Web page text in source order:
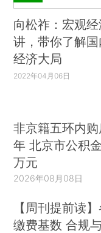
向松祚：宏观
讲，带你了解
经济大局
2022年04月06日
非京籍五环内
年 北京市公积
万元
2026年08月08日
【周刊提前读
缴费基数 合规